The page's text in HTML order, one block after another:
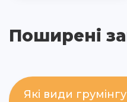
Поширені
Які види